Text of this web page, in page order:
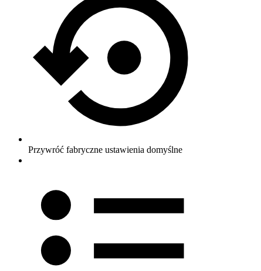
Przywróć fabryczne ustawienia domyślne